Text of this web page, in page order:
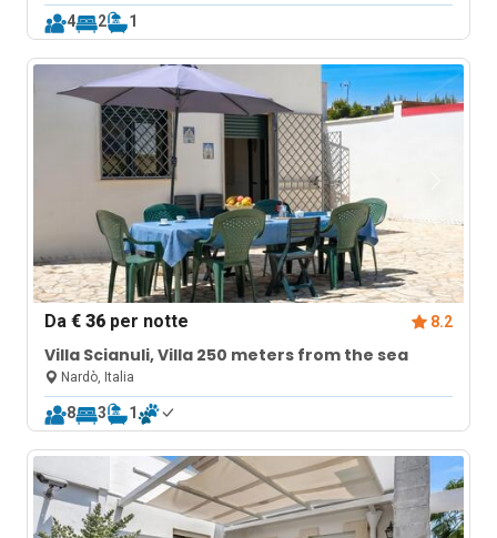
4 2 1
Da€ 36 per notte 8.2
Villa Scianuli, Villa 250 meters from the sea
Nardò, Italia
8 3 1